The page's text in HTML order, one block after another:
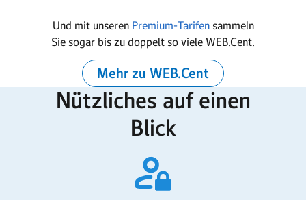
Und mit unseren Premium-Tarifensammeln
Sie sogar bis zu doppelt so viele WEB.Cent.
Mehr zu WEB.Cent
Nützliches auf einen
Blick